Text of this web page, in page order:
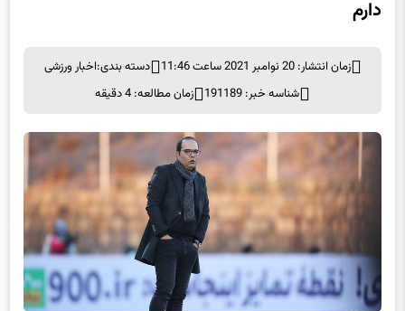
شناسه خبر: 191189
زمان مطالعه: 4 دقیقه